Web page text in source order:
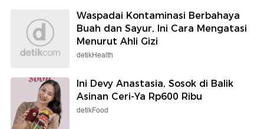
Waspadai Kontaminasi Berbahaya
Buah dan Sayur, Ini Cara Mengatasi
Menurut Ahli Gizi
detikHealth
Ini Devy Anastasia, Sosok di Balik
Asinan Ceri-Ya Rp600 Ribu
detikFood